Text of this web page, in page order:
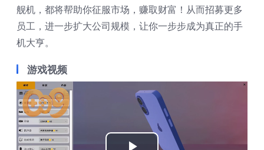
舰机，都将帮助你征服市场，赚取财富！从而招募更多
员工，进一步扩大公司规模，让你一步步成为真正的手
机大亨。
游戏视频